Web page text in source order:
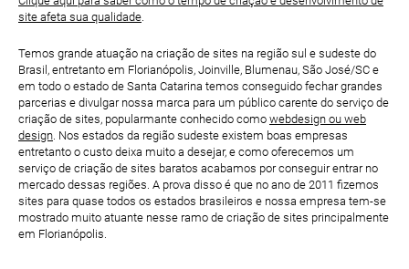
site afeta sua qualidade.
Temos grande atuação na criação de sites na região sul e sudeste do
Brasil, entretanto em Florianópolis, Joinville, Blumenau, São José/SC e
em todo o estado de Santa Catarina temos conseguido fechar grandes
parcerias e divulgar nossa marca para um público carente do serviço de
criação de sites, popularmante conhecido como webdesign ou web
design. Nos estados da região sudeste existem boas empresas
entretanto o custo deixa muito a desejar, e como oferecemos um
serviço de criação de sites baratos acabamos por conseguir entrar no
mercado dessas regiões. A prova disso é que no ano de 2011 fizemos
sites para quase todos os estados brasileiros e nossa empresa tem-se
mostrado muito atuante nesse ramo de criação de sites principalmente
em Florianópolis.